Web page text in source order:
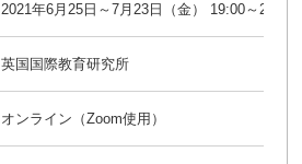
2021年6月25日～7月23日（金） 19:00～20:30
英国国際教育研究所
オンライン（Zoom使用）